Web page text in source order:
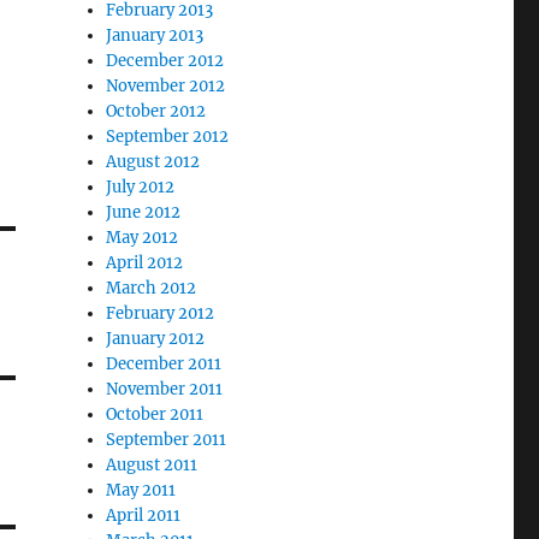
February 2013
January 2013
December 2012
November 2012
October 2012
September 2012
August 2012
July 2012
June 2012
May 2012
April 2012
March 2012
February 2012
January 2012
December 2011
November 2011
October 2011
September 2011
August 2011
May 2011
April 2011